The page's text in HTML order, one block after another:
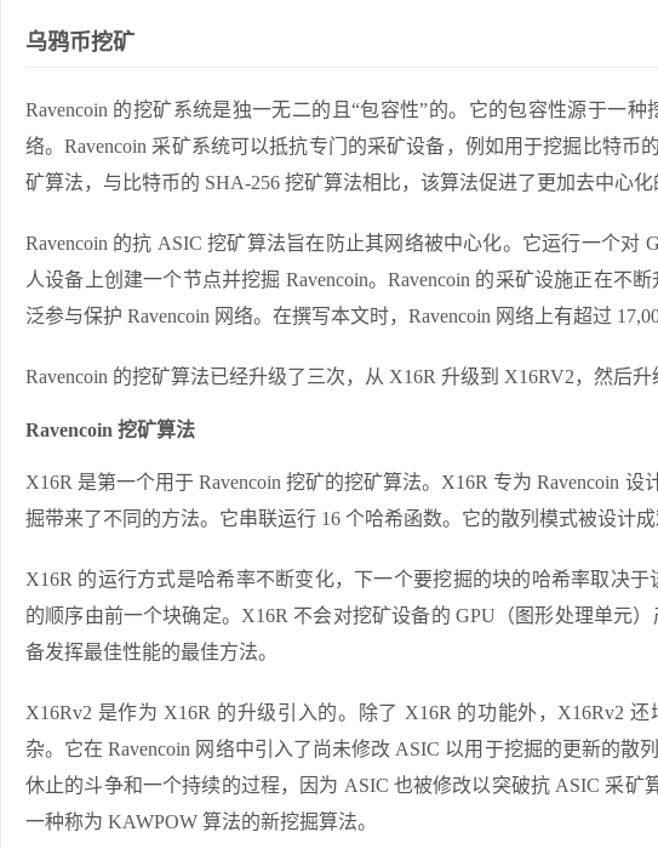
乌鸦币挖矿
Ravencoin 的挖矿系统是独一无二的且“包容性”的。它的包容性源于一
络。Ravencoin 采矿系统可以抵抗专门的采矿设备，例如用于挖掘比特
矿算法，与比特币的 SHA-256 挖矿算法相比，该算法促进了更加去中心化
Ravencoin 的抗 ASIC 挖矿算法旨在防止其网络被中心化。它运行一个
人设备上创建一个节点并挖掘 Ravencoin。Ravencoin 的采矿设施正在不
泛参与保护 Ravencoin 网络。在撰写本文时，Ravencoin 网络上有超过
Ravencoin 的挖矿算法已经升级了三次，从 X16R 升级到 X16RV2，然后升
Ravencoin 挖矿算法
X16R 是第一个用于 Ravencoin 挖矿的挖矿算法。X16R 专为 Ravencoin 设
掘带来了不同的方法。它串联运行 16 个哈希函数。它的散列模式被设计成
X16R 的运行方式是哈希率不断变化，下一个要挖掘的块的哈希率取决
的顺序由前一个块确定。X16R 不会对挖矿设备的 GPU（图形处理单元
备发挥最佳性能的最佳方法。
X16Rv2 是作为 X16R 的升级引入的。除了 X16R 的功能外，X16Rv2
杂。它在 Ravencoin 网络中引入了尚未修改 ASIC 以用于挖掘的更新的
休止的斗争和一个持续的过程，因为 ASIC 也被修改以突破抗 ASIC 采矿
一种称为 KAWPOW 算法的新挖掘算法。